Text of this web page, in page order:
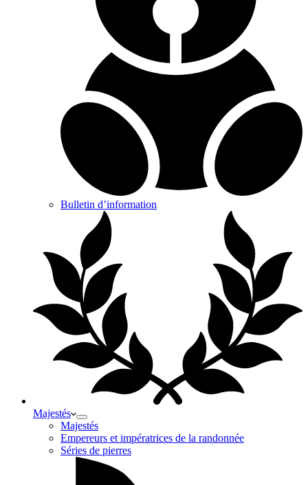
Bulletin d’information
Majestés
Majestés
Empereurs et impératrices de la randonnée
Séries de pierres